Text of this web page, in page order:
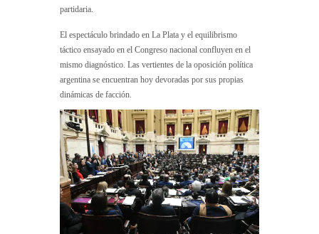
partidaria.
El espectáculo brindado en La Plata y el equilibrismo
táctico ensayado en el Congreso nacional confluyen en el
mismo diagnóstico. Las vertientes de la oposición política
argentina se encuentran hoy devoradas por sus propias
dinámicas de facción.